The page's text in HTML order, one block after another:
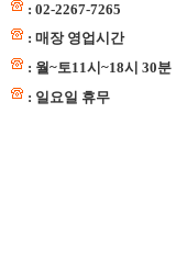
: 02-2267-7265
: 매장 영업시간
: 월~토11시~18시 30분
: 일요일 휴무